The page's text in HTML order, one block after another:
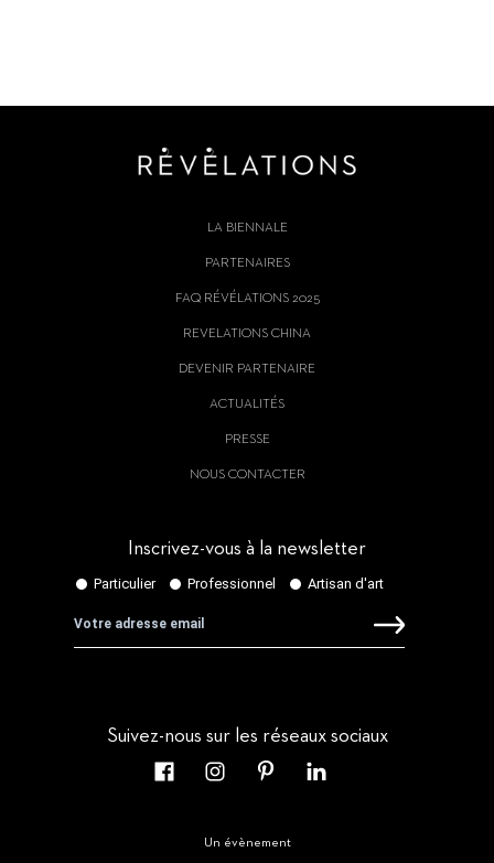
LA BIENNALE
PARTENAIRES
FAQ RÉVÉLATIONS 2025
REVELATIONS CHINA
DEVENIR PARTENAIRE
ACTUALITÉS
PRESSE
NOUS CONTACTER
Inscrivez-vous à la newsletter
Suivez-nous sur les réseaux sociaux
Un évènement